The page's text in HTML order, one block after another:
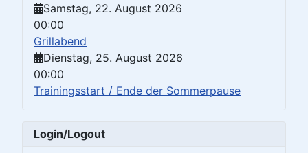
Samstag, 22. August 2026
00:00
Grillabend
Dienstag, 25. August 2026
00:00
Trainingsstart / Ende der Sommerpause
Login/Logout